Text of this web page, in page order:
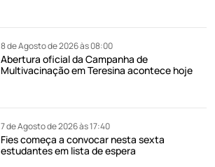
8 de Agosto de 2026 às 08:00
Abertura oficial da Campanha de
Multivacinação em Teresina acontece hoje
7 de Agosto de 2026 às 17:40
Fies começa a convocar nesta sexta
estudantes em lista de espera